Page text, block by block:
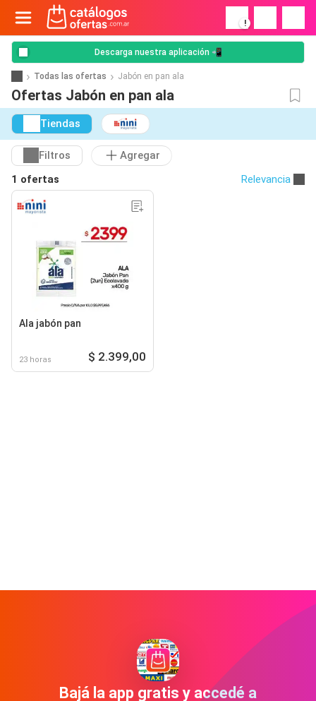
!
Descarga nuestra aplicación 📲
Todas las ofertas Jabón en pan ala
Ofertas Jabón en pan ala
Tiendas
Filtros
Agregar
1 ofertas
Relevancia
Ala jabón pan
23 horas $ 2.399,00
Bajá la app gratis y accedé a